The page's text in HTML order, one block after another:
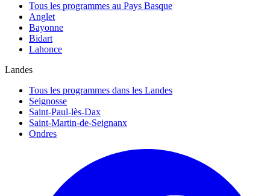
Tous les programmes au Pays Basque
Anglet
Bayonne
Bidart
Lahonce
Landes
Tous les programmes dans les Landes
Seignosse
Saint-Paul-lès-Dax
Saint-Martin-de-Seignanx
Ondres